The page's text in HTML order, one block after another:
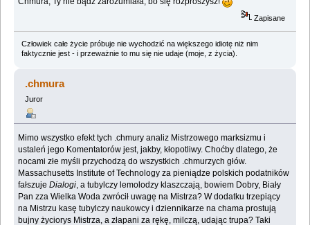
Zapisane
Człowiek całe życie próbuje nie wychodzić na większego idiotę niż nim
faktycznie jest - i przeważnie to mu się nie udaje (moje, z życia).
.chmura
Juror
Mimo wszystko efekt tych .chmury analiz Mistrzowego marksizmu i
ustaleń jego Komentatorów jest, jakby, kłopotliwy. Choćby dlatego, że
nocami złe myśli przychodzą do wszystkich .chmurzych głów.
Massachusetts Institute of Technology za pieniądze polskich podatników
fałszujeDialogi, a tubylczy lemolodzy klaszczają, bowiem Dobry, Biały
Pan zza Wielka Woda zwrócił uwagę na Mistrza? W dodatku trzepiący
na Mistrzu kasę tubylczy naukowcy i dziennikarze na chama prostują
bujny życiorys Mistrza, a złapani za rękę, milczą, udając trupa? Taki